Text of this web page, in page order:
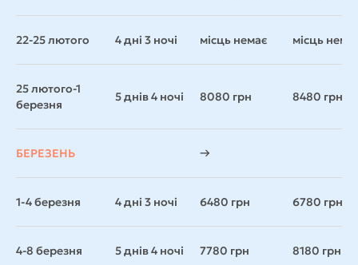
22-25 лютого 4 дні 3 ночі місць немає місць
25 лютого-1
березня
5 днів 4 ночі 8080 грн 8480 грн
БЕРЕЗЕНЬ →
1-4 березня 4 дні 3 ночі 6480 грн 6780 грн
4-8 березня 5 днів 4 ночі 7780 грн 8180 грн